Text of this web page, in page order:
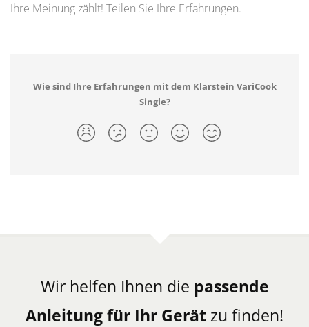
Ihre Meinung zählt! Teilen Sie Ihre Erfahrungen.
Wie sind Ihre Erfahrungen mit dem Klarstein VariCook
Single?
Wir helfen Ihnen die passende
Anleitung für Ihr Gerät zu finden!